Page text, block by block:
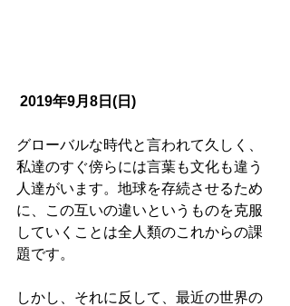
2019年9月8日(日)
グローバルな時代と言われて久しく、
私達のすぐ傍らには言葉も文化も違う
人達がいます。地球を存続させるため
に、この互いの違いというものを克服
していくことは全人類のこれからの課
題です。
しかし、それに反して、最近の世界の